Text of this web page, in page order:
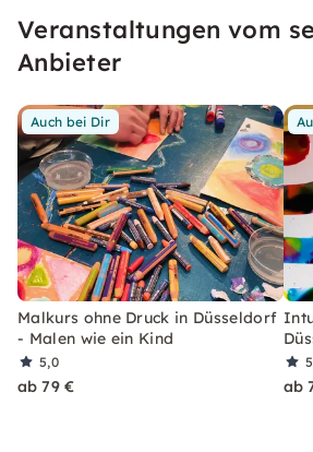
auf Dich!
Veranstaltungen vom
Anbieter
Auch bei Dir
Malkurs ohne Druck in Düsseldorf
- Malen wie ein Kind
5,0
ab 79 € ab